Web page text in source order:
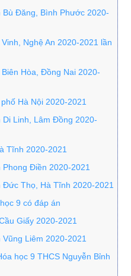
Đăng, Bình Phước 2020-
Nghệ An 2020-2021 lần
Hòa, Đồng Nai 2020-
Hà Nội 2020-2021
Linh, Lâm Đồng 2020-
Tĩnh 2020-2021
Điền 2020-2021
Thọ, Hà Tĩnh 2020-2021
9 có đáp án
Giấy 2020-2021
Liêm 2020-2021
học 9 THCS Nguyễn Bỉnh